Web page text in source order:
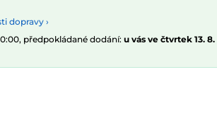
dopravy ›
předpokládané dodání: u vás ve čtvrtek 13. 8.